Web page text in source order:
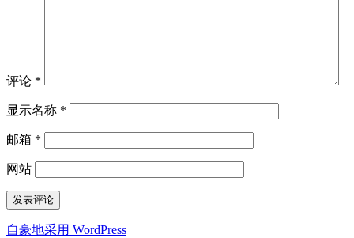
评论 *
显示名称 *
邮箱 *
网站
自豪地采用 WordPress